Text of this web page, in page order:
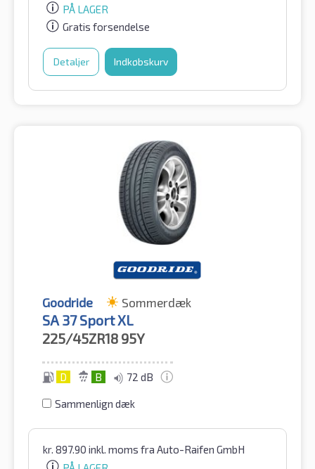
PÅ LAGER
Gratis forsendelse
Detaljer Indkøbskurv
Goodride Sommerdæk
SA 37 Sport XL
225/45ZR18 95Y
D B 72 dB
Sammenlign dæk
kr. 897.90 inkl. moms fra Auto-Raifen GmbH